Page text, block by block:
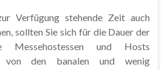
Verfügung stehende Zeit auch
sollten Sie sich für die Dauer der
Messehostessen und Hosts
von den banalen und wenig